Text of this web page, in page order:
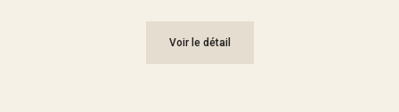
Voir le détail